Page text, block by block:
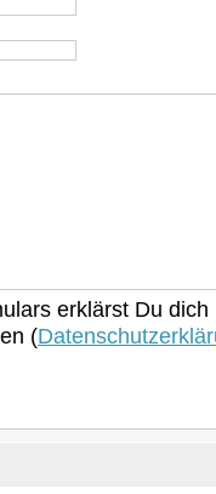
erklärst Du
(